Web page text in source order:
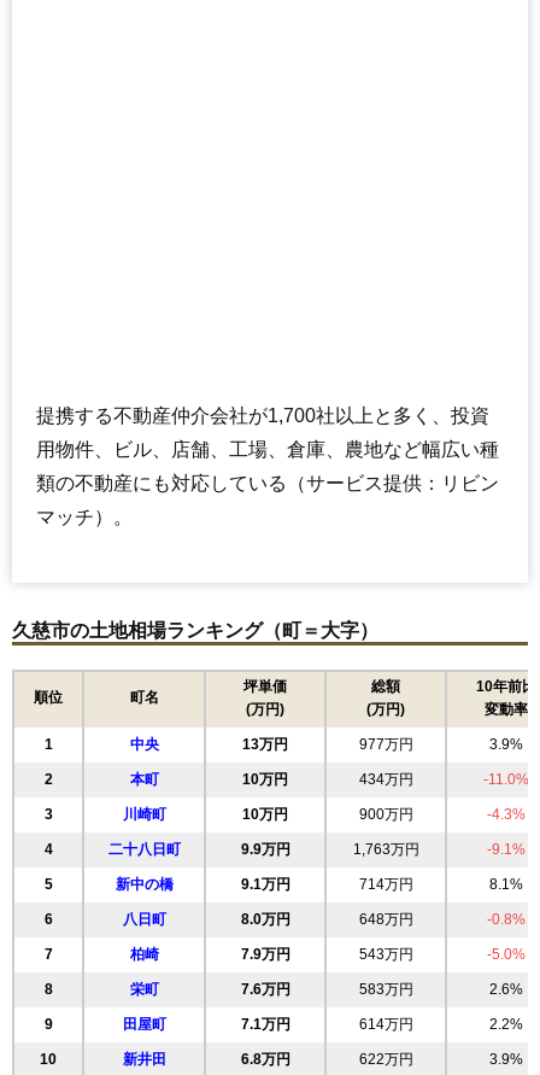
提携する不動産仲介会社が1,700社以上と多く、投資
用物件、ビル、店舗、工場、倉庫、農地など幅広い種
類の不動産にも対応している（サービス提供：リビン
マッチ）。
久慈市の土地相場ランキング（町＝大字）
順位 町名
坪単価
(万円)
総額
(万円)
10年前比
変動率
1 中央 13万円 977万円 3.9%
2 本町 10万円 434万円 -11.0%
3 川崎町 10万円 900万円 -4.3%
4 二十八日町 9.9万円 1,763万円 -9.1%
5 新中の橋 9.1万円 714万円 8.1%
6 八日町 8.0万円 648万円 -0.8%
7 柏崎 7.9万円 543万円 -5.0%
8 栄町 7.6万円 583万円 2.6%
9 田屋町 7.1万円 614万円 2.2%
10 新井田 6.8万円 622万円 3.9%